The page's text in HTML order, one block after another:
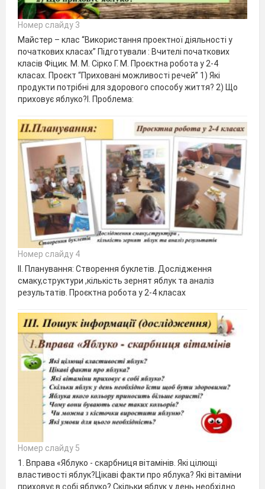
Номер слайду 3
Майстер – клас “Використання проектної діяльності у
початкових класах” Підготували : Вчителі початкових
класів Фіцик. М. М. Сірко Г. М. Проєктна робота у 2-4
класах. Проєкт “Приховані можливості речей” 1) Які
продукти потрібні для здорового способу життя? 2) Що
приховує яблуко?І. Проблема:
Номер слайду 4
ІІ. Планування: Створення буклетів. Дослідження
смаку,структури ,кількість зернят яблук та аналіз
результатів. Проєктна робота у 2-4 класах
Номер слайду 5
1. Вправа «Яблуко - скарбниця вітамінів. Які цілющі
властивості яблук?Цікаві факти про яблука? Які вітаміни
приховує в собі яблуко? Скільки яблук у день необхідно